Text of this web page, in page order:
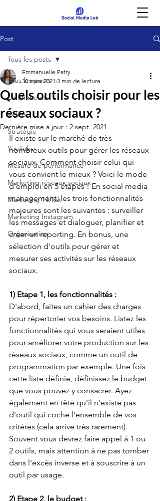
Post
Tous les posts
E-commerce
Vidéo
Stratégie
YouTube
Mesure de performance
Marketing réseaux sociaux
Marketing TikTok
Marketing Instagram
Organisation
Tous les posts
Quels outils choisir pour les
réseaux sociaux ?
Emmanuelle Patry
30 mars 2021 3 min de lecture
Dernière mise à jour : 2 sept. 2021
Il existe sur le marché de très
nombreux outils pour gérer les réseaux
sociaux. Comment choisir celui qui
vous convient le mieux ? Voici le mode
d'emploi en 5 étapes ! En social media
management, les trois fonctionnalités
majeures sont les suivantes : surveiller
les messages et dialoguer, planifier et
créer un reporting. En bonus, une
sélection d'outils pour gérer et
mesurer ses activités sur les réseaux
sociaux.
1) Etape 1, les fonctionnalités :
D'abord, faites un cahier des charges
pour répertorier vos besoins. Listez les
fonctionnalités qui vous seraient utiles
pour améliorer votre production sur les
réseaux sociaux, comme un outil de
programmation par exemple. Une fois
cette liste définie, définissez le budget
que vous pouvez y consacrer. Ayez
également en tête qu'il n'existe pas
d'outil qui coche l'ensemble de vos
critères (cela arrive très rarement).
Souvent vous devrez faire appel à 1 ou
2 outils, mais attention à ne pas tomber
dans l'excès inverse et à souscrire à un
outil par usage.
2) Etape 2, le budget :